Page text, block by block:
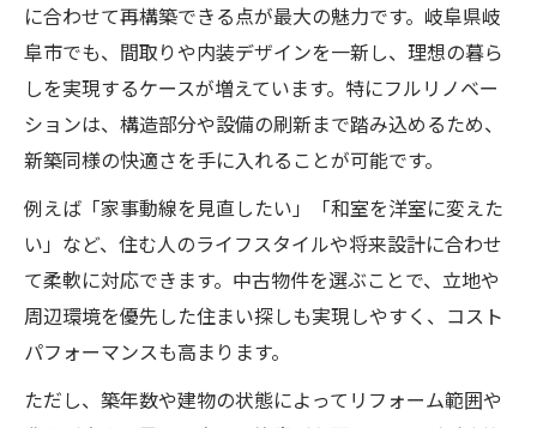
に合わせて再構築できる点が最大の魅力です。岐阜県岐
阜市でも、間取りや内装デザインを一新し、理想の暮ら
しを実現するケースが増えています。特にフルリノベー
ションは、構造部分や設備の刷新まで踏み込めるため、
新築同様の快適さを手に入れることが可能です。
例えば「家事動線を見直したい」「和室を洋室に変えた
い」など、住む人のライフスタイルや将来設計に合わせ
て柔軟に対応できます。中古物件を選ぶことで、立地や
周辺環境を優先した住まい探しも実現しやすく、コスト
パフォーマンスも高まります。
ただし、築年数や建物の状態によってリフォーム範囲や